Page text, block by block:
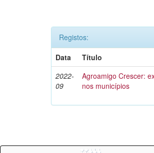
Registos:
Data
Título
2022-
09
Agroamigo Crescer:
nos municípios